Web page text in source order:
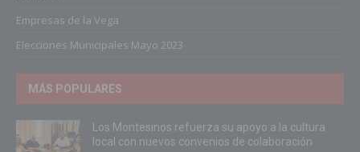
Empresas de la Vega
Elecciones Municipales Mayo 2023
MÁS POPULARES
Los Montesinos refuerza su apoyo a la cultura
local con nuevos convenios de colaboración